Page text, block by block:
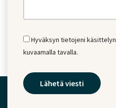
Hyväksyn tietojeni käsittelyn
kuvaamalla tavalla.